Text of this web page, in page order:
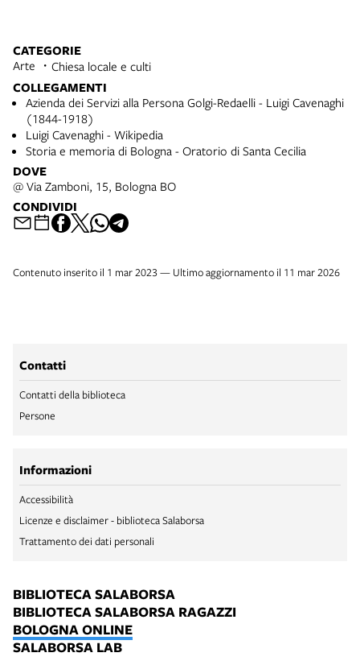
CATEGORIE
Arte Chiesa locale e culti
COLLEGAMENTI
Azienda dei Servizi alla Persona Golgi-Redaelli - Luigi Cavenaghi
(1844-1918)
Luigi Cavenaghi - Wikipedia
Storia e memoria di Bologna - Oratorio di Santa Cecilia
DOVE
@ Via Zamboni, 15, Bologna BO
CONDIVIDI
Contenuto inserito il 1 mar 2023 — Ultimo aggiornamento il 11 mar 2026
Contatti
Contatti della biblioteca
Persone
Informazioni
Accessibilità
Licenze e disclaimer - biblioteca Salaborsa
Trattamento dei dati personali
BIBLIOTECA SALABORSA
BIBLIOTECA SALABORSA RAGAZZI
BOLOGNA ONLINE
SALABORSA LAB